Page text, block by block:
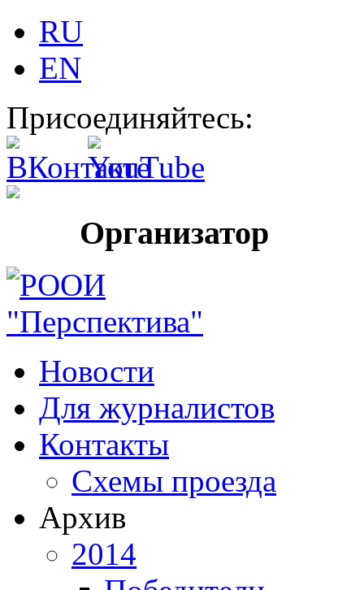
RU
EN
Присоединяйтесь:
Организатор
Новости
Для журналистов
Контакты
Схемы проезда
Архив
2014